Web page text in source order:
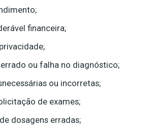
financeira;
ou falha no diagnóstico;
ou incorretas;
de exames;
dosagens erradas;